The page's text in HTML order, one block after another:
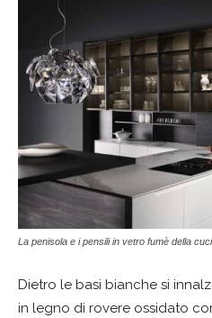
La penisola e i pensili in vetro fumè della
Dietro le basi bianche si
in legno di rovere ossidato